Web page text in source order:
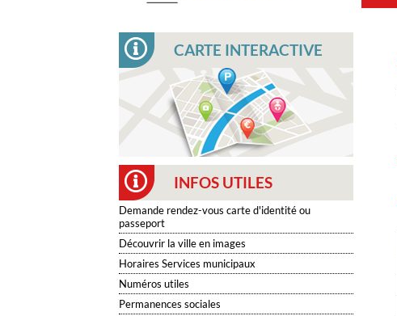
CARTE INTERACTIVE
INFOS UTILES
Demande rendez-vous carte d'identité ou
passeport
Découvrir la ville en images
Horaires Services municipaux
Numéros utiles
Permanences sociales